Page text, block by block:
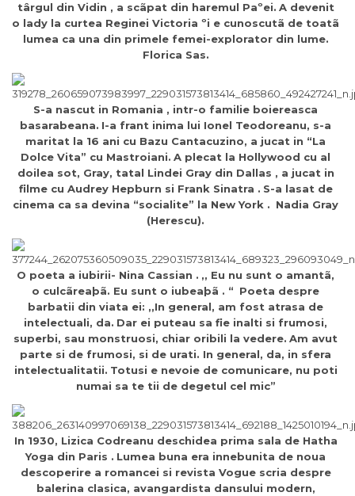
târgul din Vidin , a scãpat din haremul Paºei. A devenit
o lady la curtea Reginei Victoria ºi e cunoscutã de toatã
lumea ca una din primele femei-explorator din lume.
Florica Sas.
S-a nascut in Romania , intr-o familie boiereasca
basarabeana. I-a frant inima lui Ionel Teodoreanu, s-a
maritat la 16 ani cu Bazu Cantacuzino, a jucat in “La
Dolce Vita” cu Mastroiani. A plecat la Hollywood cu al
doilea sot, Gray, tatal Lindei Gray din Dallas , a jucat in
filme cu Audrey Hepburn si Frank Sinatra . S-a lasat de
cinema ca sa devina “socialite” la New York . Nadia Gray
(Herescu).
O poeta a iubirii- Nina Cassian . ,, Eu nu sunt o amantã,
o culcãreaþã. Eu sunt o iubeaþã . “ Poeta despre
barbatii din viata ei: ,,In general, am fost atrasa de
intelectuali, da. Dar ei puteau sa fie inalti si frumosi,
superbi, sau monstruosi, chiar oribili la vedere. Am avut
parte si de frumosi, si de urati. In general, da, in sfera
intelectualitatii. Totusi e nevoie de comunicare, nu poti
numai sa te tii de degetul cel mic”
In 1930, Lizica Codreanu deschidea prima sala de Hatha
Yoga din Paris . Lumea buna era innebunita de noua
descoperire a romancei si revista Vogue scria despre
balerina clasica, avangardista dansului modern,